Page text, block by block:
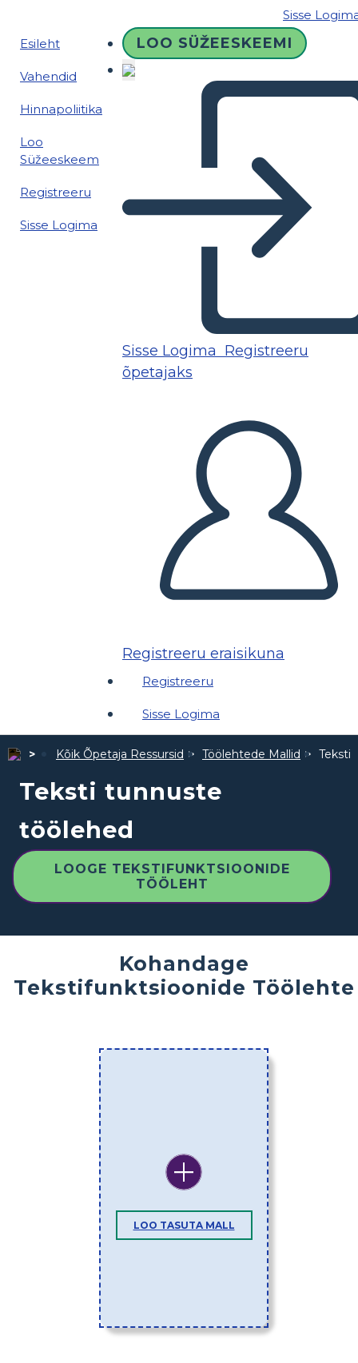
Sisse
Esileht
Vahendid
Hinnapoliitika
Loo
Süžeeskeem
Registreeru
Sisse Logima
LOO SÜŽEESKEEMI
Sisse Logima Registreeru
õpetajaks
Registreeru eraisikuna
Registreeru
Sisse Logima
Kõik Õpetaja Ressursid Töölehtede Mallid Teksti
Teksti tunnuste
töölehed
LOOGE TEKSTIFUNKTSIOONIDE
TÖÖLEHT
Kohandage
Tekstifunktsioonide Töölehte
LOO TASUTA MALL